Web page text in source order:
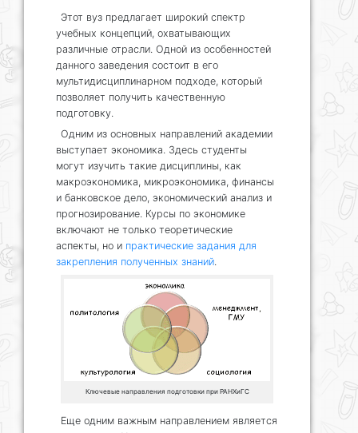
Этот вуз предлагает широкий спектр
учебных концепций, охватывающих
различные отрасли. Одной из особенностей
данного заведения состоит в его
мультидисциплинарном подходе, который
позволяет получить качественную
подготовку.
Одним из основных направлений академии
выступает экономика. Здесь студенты
могут изучить такие дисциплины, как
макроэкономика, микроэкономика, финансы
и банковское дело, экономический анализ и
прогнозирование. Курсы по экономике
включают не только теоретические
аспекты, но и практические задания для
закрепления полученных знаний.
Ключевые направления подготовки при РАНХиГС
Еще одним важным направлением является